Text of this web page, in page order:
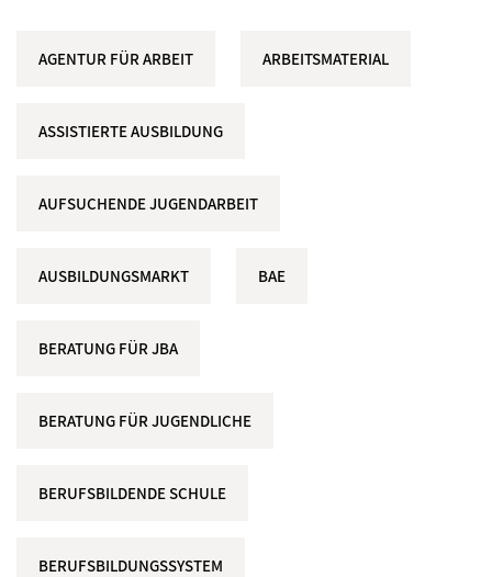
AGENTUR FÜR ARBEIT ARBEITSMATERIAL
ASSISTIERTE AUSBILDUNG
AUFSUCHENDE JUGENDARBEIT
AUSBILDUNGSMARKT BAE
BERATUNG FÜR JBA
BERATUNG FÜR JUGENDLICHE
BERUFSBILDENDE SCHULE
BERUFSBILDUNGSSYSTEM